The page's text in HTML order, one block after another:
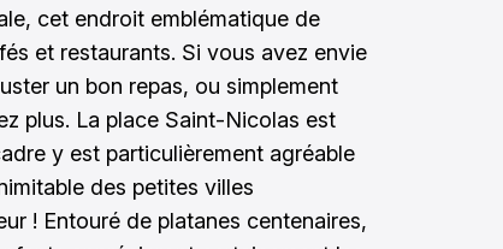
cet endroit emblématique de
et restaurants. Si vous avez envie
un bon repas, ou simplement
plus. La place Saint-Nicolas est
y est particulièrement agréable
des petites villes
! Entouré de platanes centenaires,